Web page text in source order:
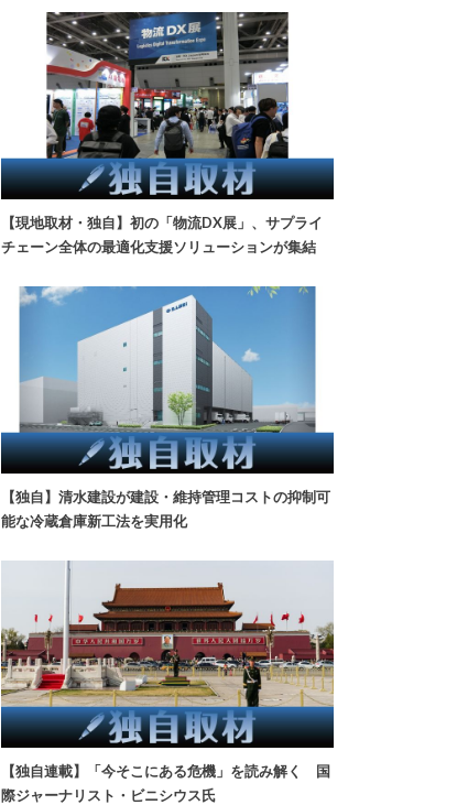
【現地取材・独自】初の「物流DX展」、サプライ
チェーン全体の最適化支援ソリューションが集結
【独自】清水建設が建設・維持管理コストの抑制可
能な冷蔵倉庫新工法を実用化
【独自連載】「今そこにある危機」を読み解く 国
際ジャーナリスト・ビニシウス氏